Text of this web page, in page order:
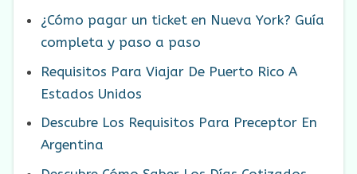
¿Cómo pagar un ticket en Nueva York? Guía
completa y paso a paso
Requisitos Para Viajar De Puerto Rico A
Estados Unidos
Descubre Los Requisitos Para Preceptor En
Argentina